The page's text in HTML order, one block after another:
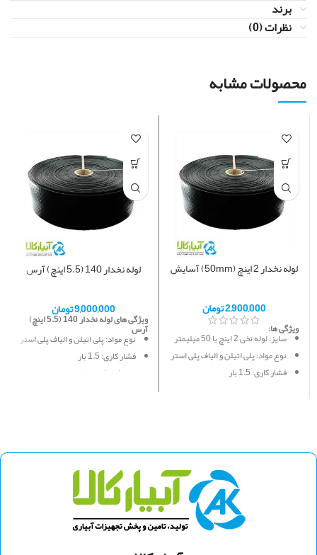
برند
نظرات (0)
محصولات مشابه
لوله نخدار 2 اینچ (50mm) آسایش
2,900,000تومان
ویژگی ها:
سایز: لوله نخی 2 اینچ یا 50 میلیمتر
نوع مواد: پلی اتیلن و الیاف پلی استر
فشار کاری: 1.5 بار
مقاوم در برابر نور مسقیم خورشید
قابلیت نصب آسان اتصالات قطره ای
جمع آوری آسان در انتهای فصل
طول هر کلاف: ۱۰۰ متر
لوله نخدار 140 (5.5 اینچ) آرس
9,000,000تومان
ویژگی های لوله نخدار 140 (5.5 اینچ)
آرس
نوع مواد: پلی اتیلن و الیاف پلی استر
فشار کاری: 1.5 بار
انعطاف پذیری بالا
تیپ، لوله ۱۶ و ۲۰ میلیمتر)
جمع آوری آسان در انتهای فصل
زراعی
طول هر کلاف: ۱۰۰ متر